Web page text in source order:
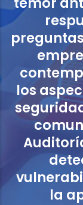
los
la